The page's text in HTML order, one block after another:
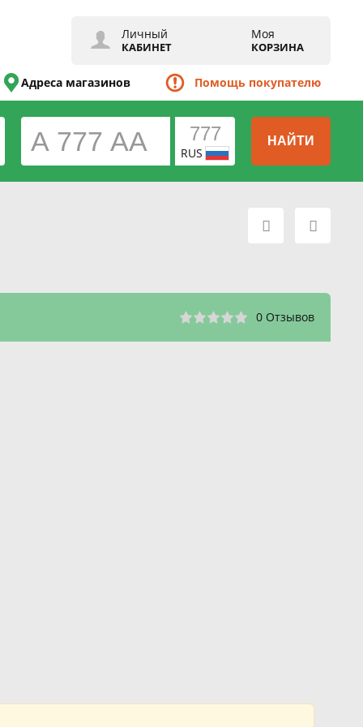
Личный
КАБИНЕТ
Моя
КОРЗИНА
Адреса магазинов Помощь покупателю
RUS
НАЙТИ
0 Отзывов